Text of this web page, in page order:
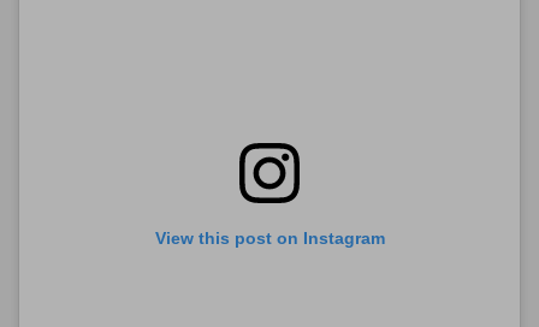
View this post on Instagram